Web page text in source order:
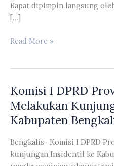
Rapat dipimpin langsung
[…]
Ketua
Menghadiri
Rapat
Koordinasi
Bersama
Secara
Virtual
Dengan
Read More »
Komisi I DPRD
Melakukan
Kabupaten
Bengkalis- Komisi I DPRD
kunjungan Insidentil ke